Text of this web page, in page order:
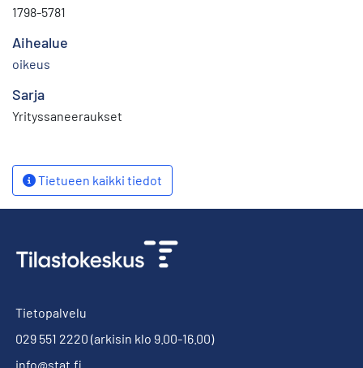
1798-5781
Aihealue
oikeus
Sarja
Yrityssaneeraukset
Tietueen kaikki tiedot
Tietopalvelu
029 551 2220 (arkisin klo 9.00-16.00)
info@stat.fi